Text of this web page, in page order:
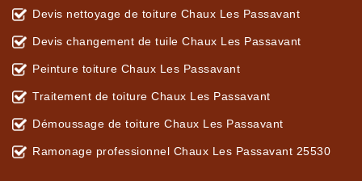
Devis nettoyage de toiture Chaux Les Passavant
Devis changement de tuile Chaux Les Passavant
Peinture toiture Chaux Les Passavant
Traitement de toiture Chaux Les Passavant
Démoussage de toiture Chaux Les Passavant
Ramonage professionnel Chaux Les Passavant 25530